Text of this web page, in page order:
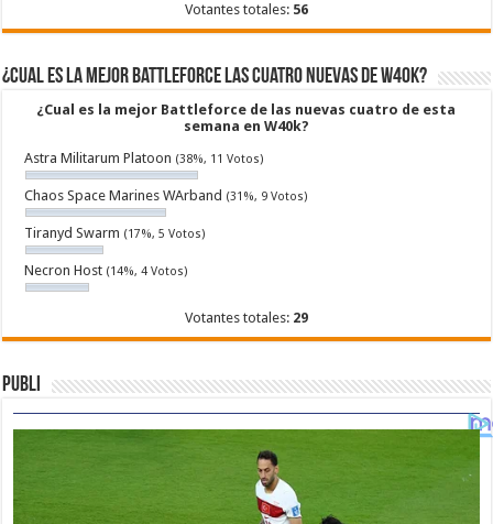
Votantes totales: 56
¿Cual es la mejor Battleforce las cuatro nuevas de W40k?
¿Cual es la mejor Battleforce de las nuevas cuatro de esta
semana en W40k?
Astra Militarum Platoon (38%, 11 Votos)
Chaos Space Marines WArband (31%, 9 Votos)
Tiranyd Swarm (17%, 5 Votos)
Necron Host (14%, 4 Votos)
Votantes totales: 29
Publi